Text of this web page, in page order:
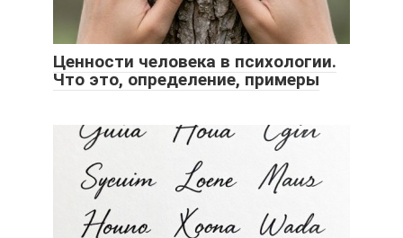
Ценности человека в психологии.
Что это, определение, примеры